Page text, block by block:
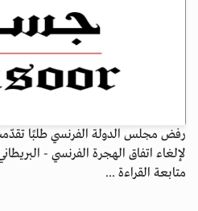
لإلغاء اتفاق الهجرة الفرنسي - البريطاني
متابعة القراءة ...